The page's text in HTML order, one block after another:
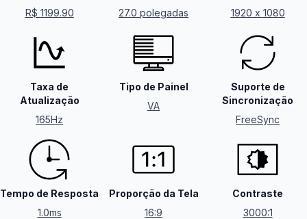
R$ 1199.90
27.0 polegadas
1920 x 1080
Taxa de
Atualização
165Hz
Tipo de Painel
VA
Suporte de
Sincronização
FreeSync
Tempo de Resposta
1.0ms
Proporção da Tela
16:9
Contraste
3000:1